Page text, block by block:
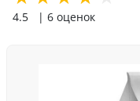
4.5 | 6 оценок